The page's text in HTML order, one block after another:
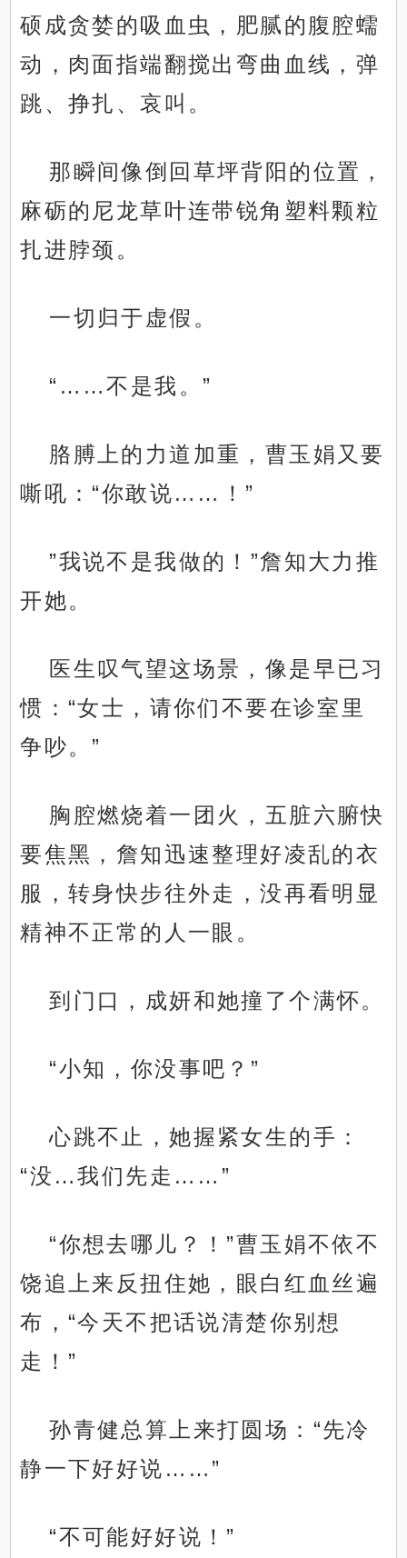
硕成贪婪的吸血虫，肥腻的腹腔蠕
动，肉面指端翻搅出弯曲血线，弹
跳、挣扎、哀叫。
那瞬间像倒回草坪背阳的位置，
麻砺的尼龙草叶连带锐角塑料颗粒
扎进脖颈。
一切归于虚假。
“……不是我。”
胳膊上的力道加重，曹玉娟又要
嘶吼：“你敢说……！”
”我说不是我做的！”詹知大力推
开她。
医生叹气望这场景，像是早已习
惯：“女士，请你们不要在诊室里
争吵。”
胸腔燃烧着一团火，五脏六腑快
要焦黑，詹知迅速整理好凌乱的衣
服，转身快步往外走，没再看明显
精神不正常的人一眼。
到门口，成妍和她撞了个满怀。
“小知，你没事吧？”
心跳不止，她握紧女生的手：
“没…我们先走……”
“你想去哪儿？！”曹玉娟不依不
饶追上来反扭住她，眼白红血丝遍
布，“今天不把话说清楚你别想
走！”
孙青健总算上来打圆场：“先冷
静一下好好说……”
“不可能好好说！”